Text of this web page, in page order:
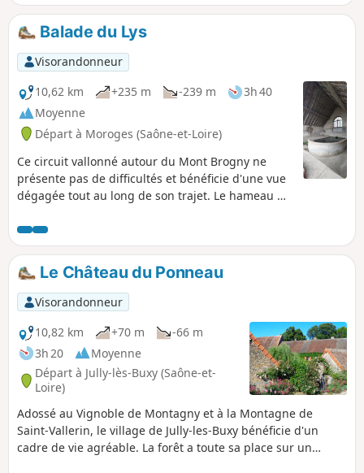
Balade du Lys
Visorandonneur
10,62 km
+235 m -239 m
3h 40
Moyenne
Départ à Moroges (Saône-et-Loire)
Ce circuit vallonné autour du Mont Brogny ne
présente pas de difficultés et bénéficie d'une vue
dégagée tout au long de son trajet. Le hameau du
n'être là que pour surprendre le randonneur au
coin du bois.
Le Château du Ponneau
Visorandonneur
10,82 km
+70 m
-66 m
3h 20
Moyenne
Départ à Jully-lès-Buxy (Saône-et-
Loire)
Adossé au Vignoble de Montagny et à la Montagne de
Saint-Vallerin, le village de Jully-les-Buxy bénéficie d'un
cadre de vie agréable. La forêt a toute sa place sur un